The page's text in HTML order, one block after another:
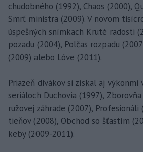
chudobného (1992), Chaos (2000),
Smrť ministra (2009). V novom
úspešných snímkach Kruté radosti
pozadu (2004), Polčas rozpadu
(2009) alebo Lóve (2011).
Priazeň divákov si získal aj
seriáloch Duchovia (1997),
ružovej záhrade (2007),
tieňov (2008), Obchod so šťastím
keby (2009-2011).